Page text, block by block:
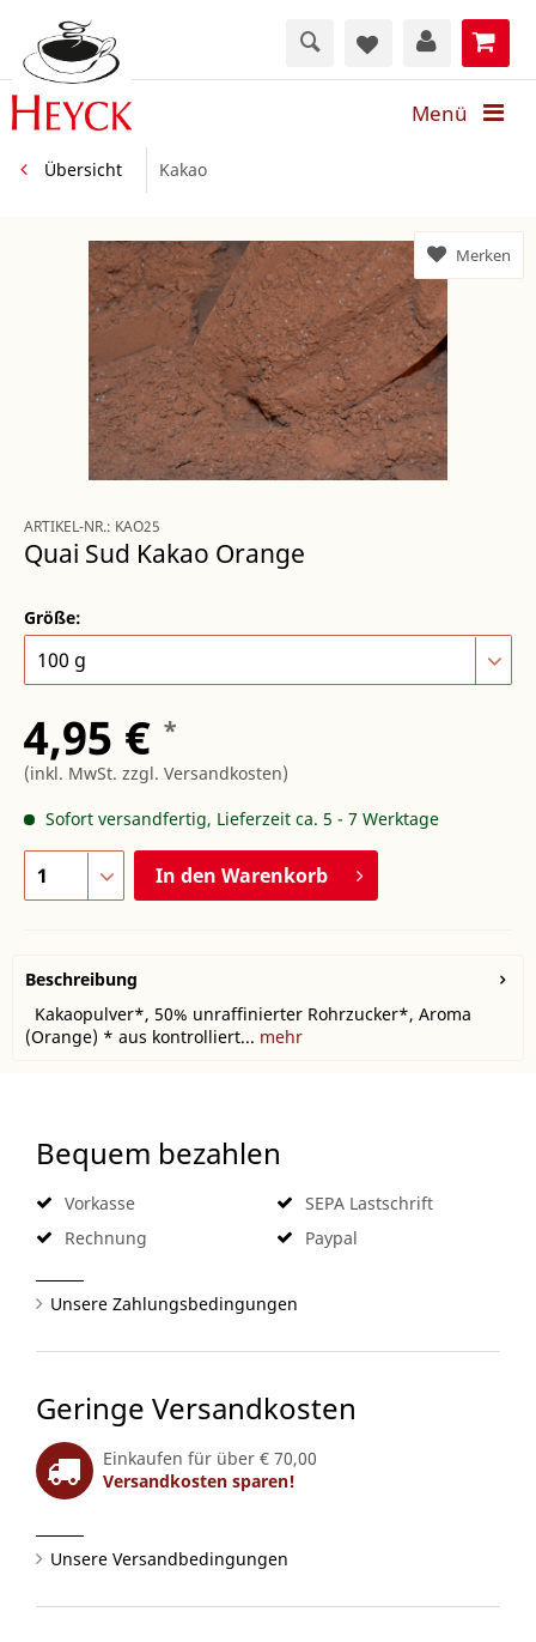
Menü
Übersicht Kakao
ARTIKEL-NR.: KAO25
Quai Sud Kakao Orange
Größe:
4,95 € *
(inkl. MwSt. zzgl. Versandkosten)
Sofort versandfertig, Lieferzeit ca. 5 - 7 Werktage
In den Warenkorb
Merken
Beschreibung
Kakaopulver*, 50% unraffinierter Rohrzucker*, Aroma
(Orange) * aus kontrolliert... mehr
Bequem bezahlen
Vorkasse
Rechnung
SEPA Lastschrift
Paypal
Unsere Zahlungsbedingungen
Geringe Versandkosten
Einkaufen für über € 70,00
Versandkosten sparen!
Unsere Versandbedingungen